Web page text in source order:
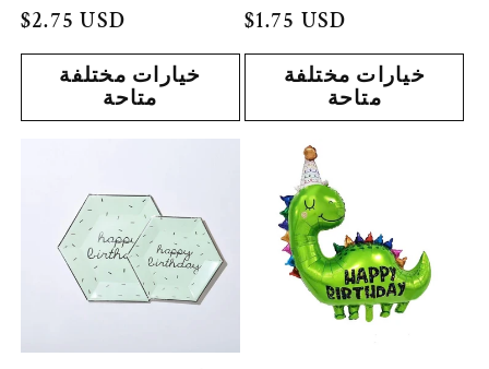
السعر
العادي
$2.75 USD
خيارات مختلفة
متاحة
السعر
العادي
$1.75 USD
خيارات مختلفة
متاحة